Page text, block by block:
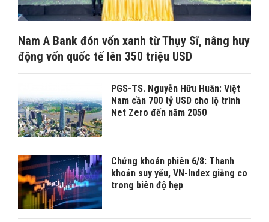
Nam A Bank đón vốn xanh từ Thụy Sĩ, nâng huy
động vốn quốc tế lên 350 triệu USD
PGS-TS. Nguyễn Hữu Huân: Việt
Nam cần 700 tỷ USD cho lộ trình
Net Zero đến năm 2050
Chứng khoán phiên 6/8: Thanh
khoản suy yếu, VN-Index giằng co
trong biên độ hẹp